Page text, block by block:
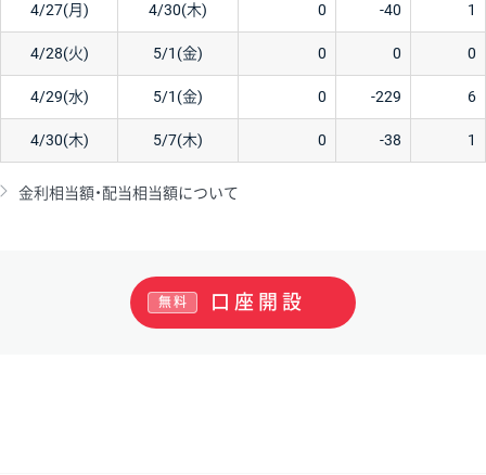
4/27(月) 4/30(木) 0 -40 1
4/28(火) 5/1(金) 0 0 0
4/29(水) 5/1(金) 0 -229 6
4/30(木) 5/7(木) 0 -38 1
金利相当額・配当相当額について
口座開設
無料